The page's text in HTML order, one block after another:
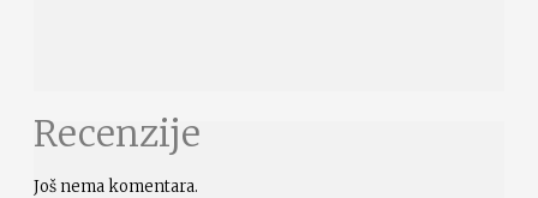
Recenzije
Još nema komentara.